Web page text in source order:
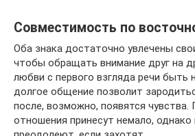
Совместимость по
Оба знака достаточно увлечены
чтобы обращать внимание друг на
любви с первого взгляда речи быть
долгое общение позволит
после, возможно, появятся чувства.
отношения принесут немало, однако